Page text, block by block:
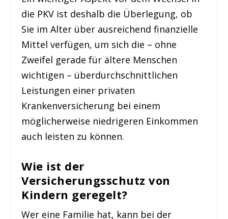
die PKV ist deshalb die Überlegung, ob
Sie im Alter über ausreichend finanzielle
Mittel verfügen, um sich die – ohne
Zweifel gerade für ältere Menschen
wichtigen – überdurchschnittlichen
Leistungen einer privaten
Krankenversicherung bei einem
möglicherweise niedrigeren Einkommen
auch leisten zu können.
Wie ist der
Versicherungsschutz von
Kindern geregelt?
Wer eine Familie hat, kann bei der